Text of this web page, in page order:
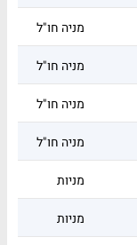
מניה חו"ל
מניה חו"ל
מניה חו"ל
מניה חו"ל
מניות
מניות